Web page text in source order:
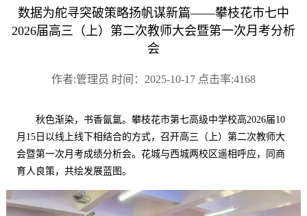
数据为舵寻突破策略扬帆谋新篇——攀枝花市七中
2026届高三（上）第二次教师大会暨第一次月考分析
会
作者:管理员 时间：2025-10-17 点击率:4168
秋色渐染，书香氤氲。攀枝花市第七高级中学校高2026届10
月 15日 以线上线下相结合的方式，召开高三（上） 第二次教师大
会暨第一次月考成绩分析会。花城与西城两校区遥相呼应，
同 商
育人良策， 共绘发展蓝图。